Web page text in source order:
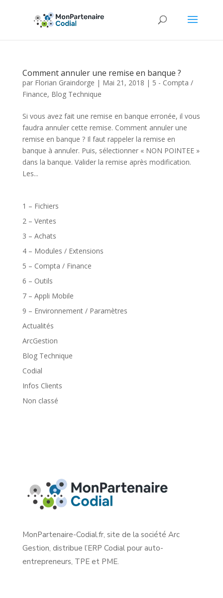
Comment annuler une remise en banque ?
par Florian Graindorge | Mai 21, 2018 | 5 - Compta /
Finance, Blog Technique
Si vous avez fait une remise en banque erronée, il vous
faudra annuler cette remise. Comment annuler une
remise en banque ? Il faut rappeler la remise en
banque à annuler. Puis, sélectionner « NON POINTEE »
dans la banque. Valider la remise après modification.
Les...
1 – Fichiers
2 – Ventes
3 – Achats
4 – Modules / Extensions
5 – Compta / Finance
6 – Outils
7 – Appli Mobile
9 – Environnement / Paramètres
Actualités
ArcGestion
Blog Technique
Codial
Infos Clients
Non classé
MonPartenaire-Codial.fr, site de la société Arc
Gestion, distribue l’ERP Codial pour auto-
entrepreneurs, TPE et PME.